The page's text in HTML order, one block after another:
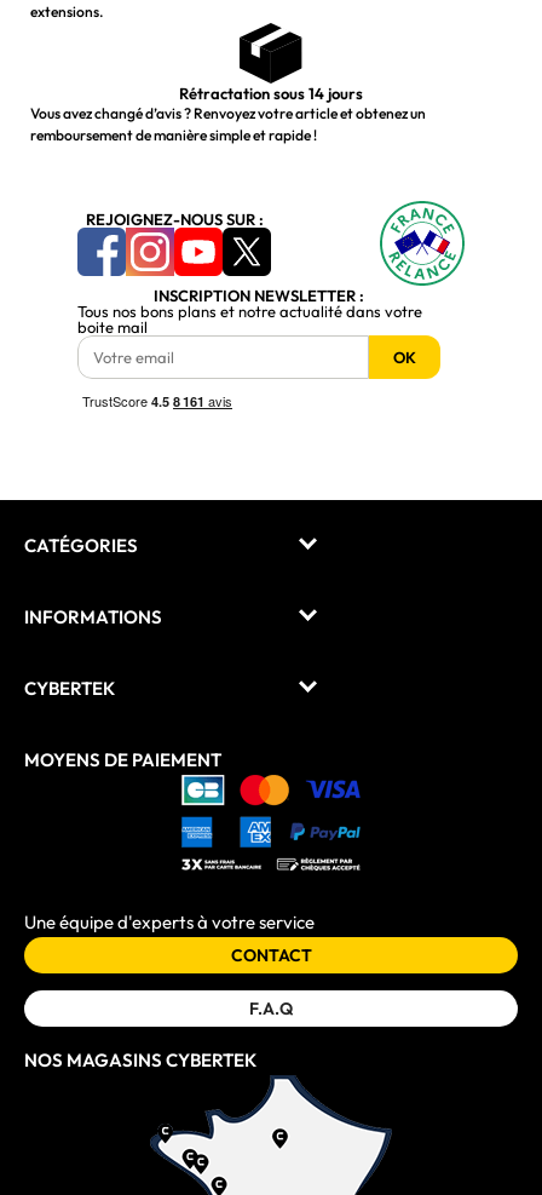
extensions.
Rétractation sous 14 jours
Vous avez changé d’avis ? Renvoyez votre article et obtenez un
remboursement de manière simple et rapide !
REJOIGNEZ-NOUS SUR :
INSCRIPTION NEWSLETTER :
Tous nos bons plans et notre actualité dans votre
boite mail
OK
CATÉGORIES
INFORMATIONS
CYBERTEK
MOYENS DE PAIEMENT
Une équipe d'experts à votre service
CONTACT
F.A.Q
NOS MAGASINS CYBERTEK